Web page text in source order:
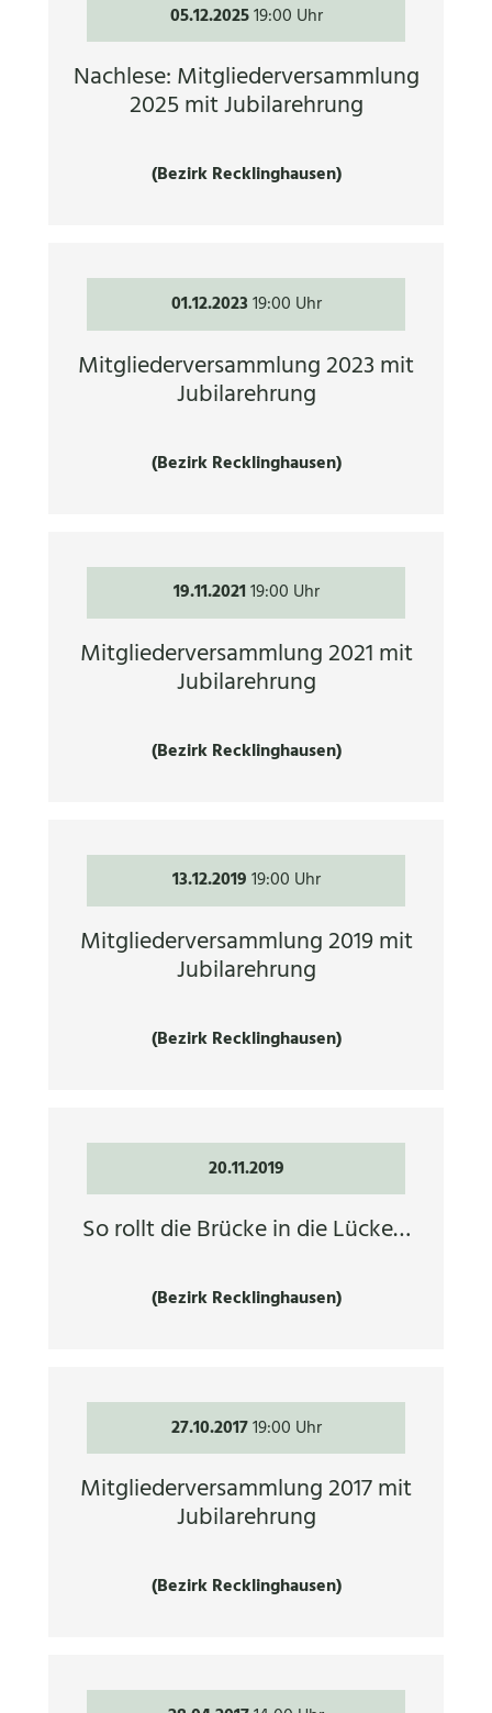
05.12.202519:00 Uhr
Nachlese: Mitgliederversammlung
2025 mit Jubilarehrung
(Bezirk Recklinghausen)
01.12.202319:00 Uhr
Mitgliederversammlung 2023 mit
Jubilarehrung
(Bezirk Recklinghausen)
19.11.202119:00 Uhr
Mitgliederversammlung 2021 mit
Jubilarehrung
(Bezirk Recklinghausen)
13.12.201919:00 Uhr
Mitgliederversammlung 2019 mit
Jubilarehrung
(Bezirk Recklinghausen)
20.11.2019
So rollt die Brücke in die Lücke…
(Bezirk Recklinghausen)
27.10.201719:00 Uhr
Mitgliederversammlung 2017 mit
Jubilarehrung
(Bezirk Recklinghausen)